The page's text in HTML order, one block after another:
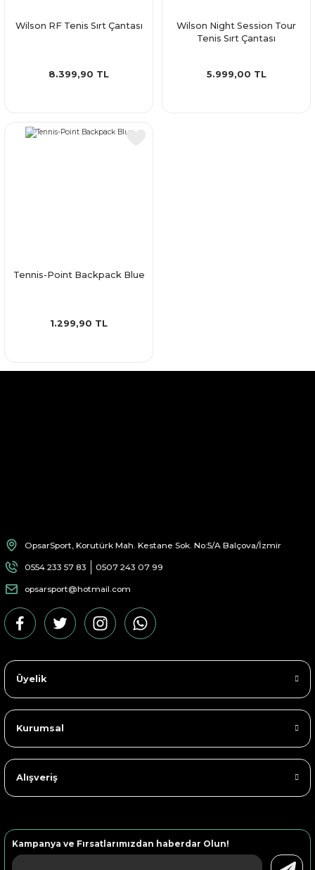
Wilson RF Tenis Sırt Çantası
8.399,90 TL
Wilson Night Session Tour
Tenis Sırt Çantası
5.999,00 TL
Tennis-Point Backpack Blue
1.299,90 TL
OpsarSport, Korutürk Mah. Kestane Sok. No:5/A Balçova/İzmir
0554 233 57 83 0507 243 07 99
opsarsport@hotmail.com
Üyelik
Kurumsal
Alışveriş
Kampanya ve Fırsatlarımızdan haberdar Olun!